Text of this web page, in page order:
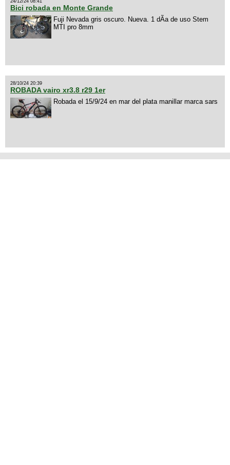
24/12/24 08:41
Bici robada en Monte Grande
Fuji Nevada gris oscuro. Nueva. 1 dÃ­a de uso Stem
MTI pro 8mm
28/10/24 20:39
ROBADA vairo xr3.8 r29 1er
Robada el 15/9/24 en mar del plata manillar marca sars